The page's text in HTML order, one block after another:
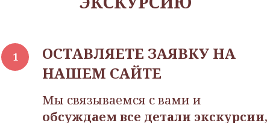
ОСТАВЛЯЕТЕ ЗАЯВКУ НА
НАШЕМ САЙТЕ
Мы связываемся с вами и
обсуждаем все детали экскурсии,